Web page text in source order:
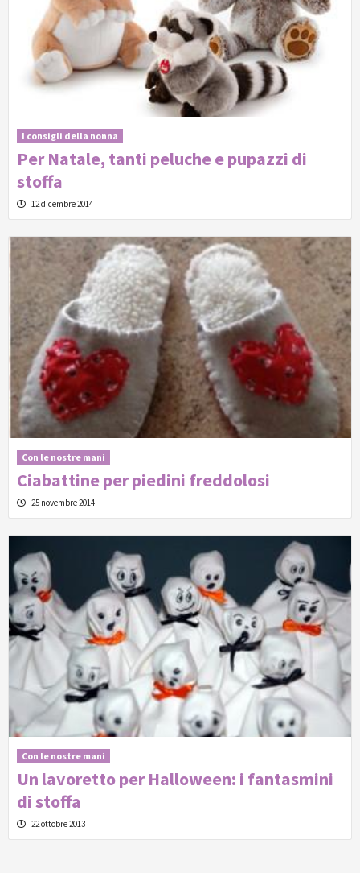
I consigli della nonna
Per Natale, tanti peluche e pupazzi di
stoffa
12 dicembre 2014
Con le nostre mani
Ciabattine per piedini freddolosi
25 novembre 2014
Con le nostre mani
Un lavoretto per Halloween: i fantasmini
di stoffa
22 ottobre 2013